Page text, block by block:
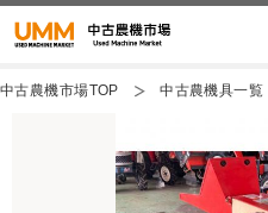
中古農機市場TOP 中古農機具一覧